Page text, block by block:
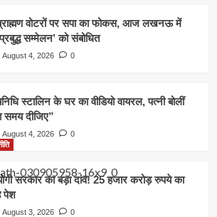
वोटरों पर सपा का फोकस, आज लखनऊ में
सम्मेलन’ को संबोधित
August 4, 2026
0
स्टालिन के घर का वीडियो वायरल, पत्नी बोलीं
समय दीजिए”
August 4, 2026
0
सरकार का बड़ा दांव! 25 हजार करोड़ रुपये का
पेश
August 3, 2026 0